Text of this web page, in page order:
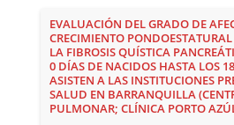
EVALUACIÓN DEL GRADO DE
CRECIMIENTO
LA FIBROSIS QUÍSTICA
0 DÍAS DE NACIDOS HASTA LOS
ASISTEN A LAS INSTITUCIONES
SALUD EN BARRANQUILLA
PULMONAR; CLÍNICA PORTO